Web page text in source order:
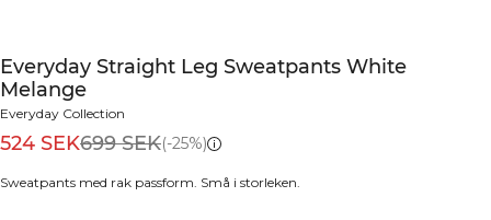
Everyday Straight Leg Sweatpants White
Melange
Everyday Collection
524 SEK699 SEK(-25%)
Sweatpants med rak passform. Små i storleken.